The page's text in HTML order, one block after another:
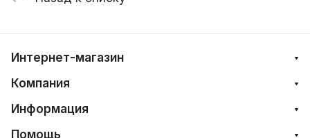
Интернет-магазин
Компания
Информация
Помощь